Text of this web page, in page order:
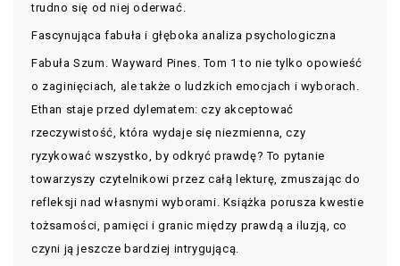
trudno się od niej oderwać.
Fascynująca fabuła i głęboka analiza psychologiczna
Fabuła Szum. Wayward Pines. Tom 1 to nie tylko opowieść
o zaginięciach, ale także o ludzkich emocjach i wyborach.
Ethan staje przed dylematem: czy akceptować
rzeczywistość, która wydaje się niezmienna, czy
ryzykować wszystko, by odkryć prawdę? To pytanie
towarzyszy czytelnikowi przez całą lekturę, zmuszając do
refleksji nad własnymi wyborami. Książka porusza kwestie
tożsamości, pamięci i granic między prawdą a iluzją, co
czyni ją jeszcze bardziej intrygującą.